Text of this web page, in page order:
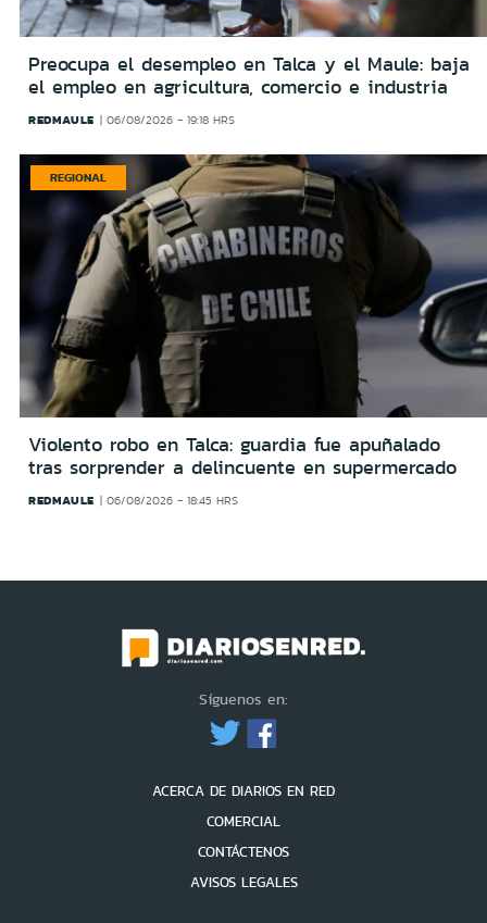
Preocupa el desempleo en Talca y el Maule: baja
el empleo en agricultura, comercio e industria
REDMAULE 06/08/2026 - 19:18 HRS
REGIONAL
Violento robo en Talca: guardia fue apuñalado
tras sorprender a delincuente en supermercado
REDMAULE 06/08/2026 - 18:45 HRS
Síguenos en:
ACERCA DE DIARIOS EN RED
COMERCIAL
CONTÁCTENOS
AVISOS LEGALES